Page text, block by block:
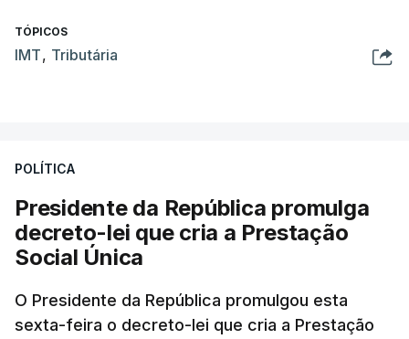
TÓPICOS
IMT, Tributária
POLÍTICA
Presidente da República promulga
decreto-lei que cria a Prestação
Social Única
O Presidente da República promulgou esta
sexta-feira o decreto-lei que cria a Prestação